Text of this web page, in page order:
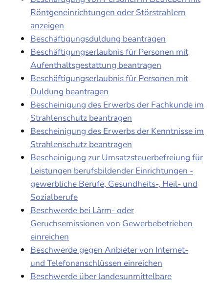
Röntgeneinrichtungen oder Störstrahlern
anzeigen
Beschäftigungsduldung beantragen
Beschäftigungserlaubnis für Personen mit
Aufenthaltsgestattung beantragen
Beschäftigungserlaubnis für Personen mit
Duldung beantragen
Bescheinigung des Erwerbs der Fachkunde im
Strahlenschutz beantragen
Bescheinigung des Erwerbs der Kenntnisse im
Strahlenschutz beantragen
Bescheinigung zur Umsatzsteuerbefreiung für
Leistungen berufsbildender Einrichtungen -
gewerbliche Berufe, Gesundheits-, Heil- und
Sozialberufe
Beschwerde bei Lärm- oder
Geruchsemissionen von Gewerbebetrieben
einreichen
Beschwerde gegen Anbieter von Internet-
und Telefonanschlüssen einreichen
Beschwerde über landesunmittelbare